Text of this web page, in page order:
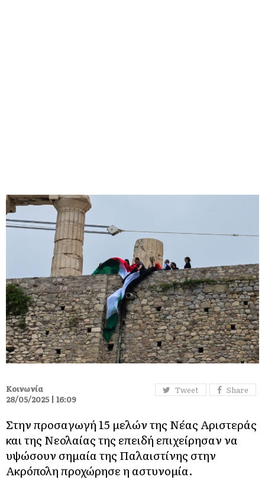
Tweet Share
Κοινωνία
28/05/2025 | 16:09
Στην προσαγωγή 15 μελών της Νέας Αριστεράς
και της Νεολαίας της επειδή επιχείρησαν να
υψώσουν σημαία της Παλαιστίνης στην
Ακρόπολη προχώρησε η αστυνομία.